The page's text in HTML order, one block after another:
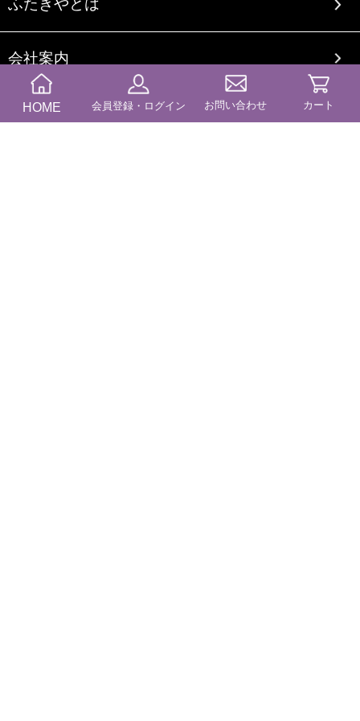
ふたきやとは
会社案内
オリジナルブランドについて
HOME 会員登録・ログイン お問い合わせ カート